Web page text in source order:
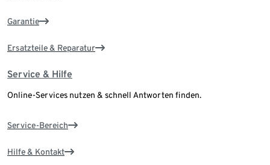
Garantie
Ersatzteile & Reparatur
Service & Hilfe
Online-Services nutzen & schnell Antworten finden.
Service-Bereich
Hilfe & Kontakt